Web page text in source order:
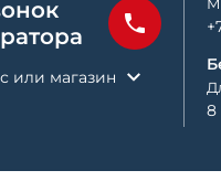
или магазин
8